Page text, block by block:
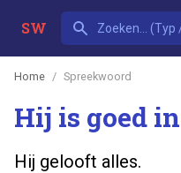
SW
Home Spreekwoord
Hij is goed
Hij gelooft alles.